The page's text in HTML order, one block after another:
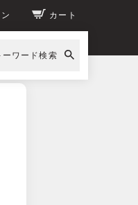
カート
ーワード検索